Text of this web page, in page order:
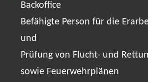
Backoffice
Befähigte Person für die
und
Prüfung von Flucht- und
sowie Feuerwehrplänen